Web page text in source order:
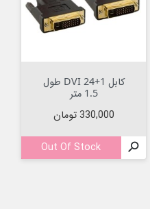
کابل DVI 24+1 طول
1.5 متر
قیمت
330,000 تومان

Out Of Stock